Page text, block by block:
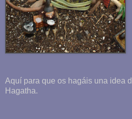
Aquí para que os hagáis una idea
Hagatha.